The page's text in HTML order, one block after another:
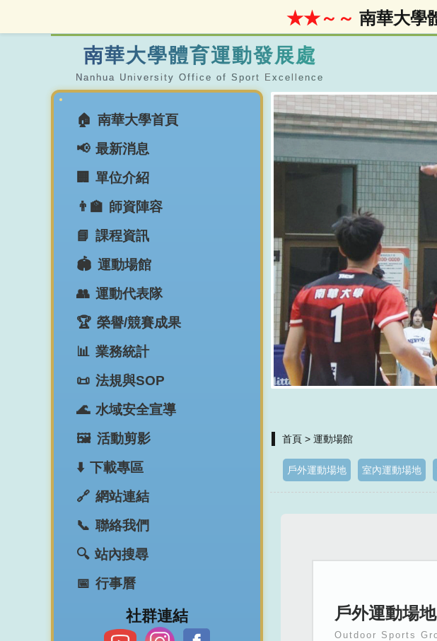
南華大學體育運動發展處
南華大學首頁
最新消息
單位介紹
師資陣容
課程資訊
運動場館
運動代表隊
榮譽/競賽成果
業務統計
法規與SOP
水域安全宣導
活動剪影
下載專區
網站連結
聯絡我們
站內搜尋
行事曆
​社群連結
首頁 > 運動場館
戶外運動場地 室內運動場地
戶外運動場地
Outdoor Sports
★★～～南華大學